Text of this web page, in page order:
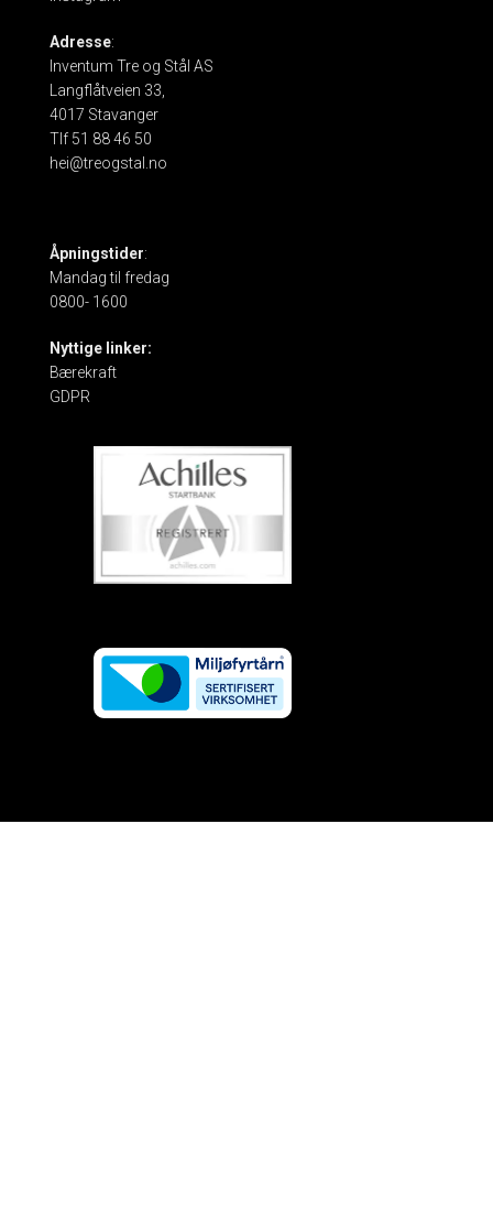
Adresse:
Inventum Tre og Stål AS
Langflåtveien 33,
4017 Stavanger
Tlf 51 88 46 50
hei@treogstal.no
Åpningstider:
Mandag til fredag
0800- 1600
Nyttige linker:
Bærekraft
GDPR